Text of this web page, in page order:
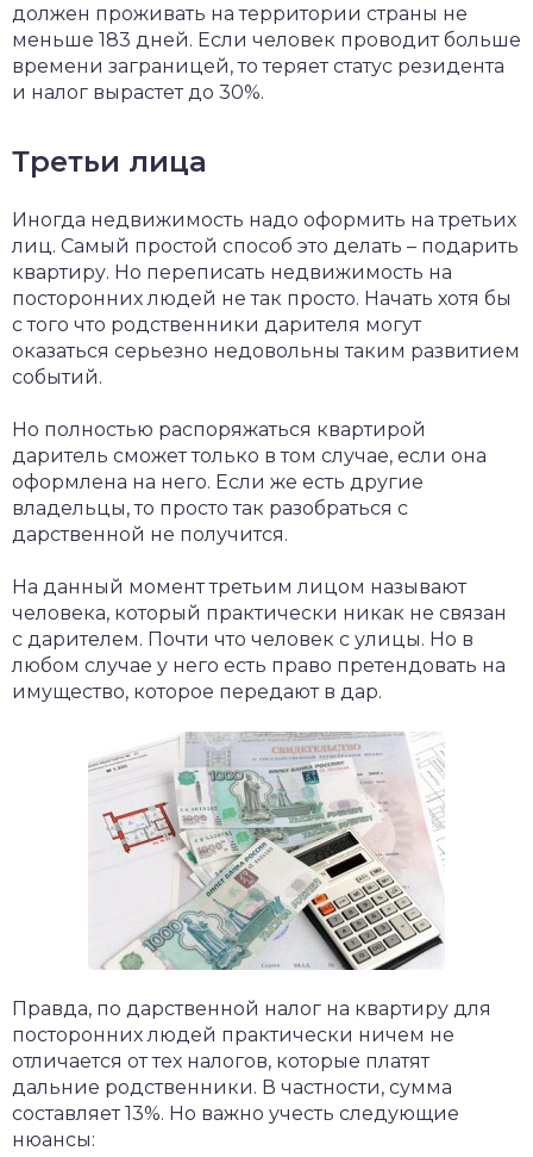
должен проживать на территории страны не
меньше 183 дней. Если человек проводит больше
времени заграницей, то теряет статус резидента
и налог вырастет до 30%.
Третьи лица
Иногда недвижимость надо оформить на третьих
лиц. Самый простой способ это делать – подарить
квартиру. Но переписать недвижимость на
посторонних людей не так просто. Начать хотя бы
с того что родственники дарителя могут
оказаться серьезно недовольны таким развитием
событий.
Но полностью распоряжаться квартирой
даритель сможет только в том случае, если она
оформлена на него. Если же есть другие
владельцы, то просто так разобраться с
дарственной не получится.
На данный момент третьим лицом называют
человека, который практически никак не связан
с дарителем. Почти что человек с улицы. Но в
любом случае у него есть право претендовать на
имущество, которое передают в дар.
Правда, по дарственной налог на квартиру для
посторонних людей практически ничем не
отличается от тех налогов, которые платят
дальние родственники. В частности, сумма
составляет 13%. Но важно учесть следующие
нюансы: